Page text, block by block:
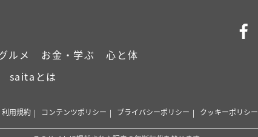
ルメ お金・学ぶ
心と体
saitaとは
利用規約 コンテンツポリシー プライバシーポリシー クッキーポリシー